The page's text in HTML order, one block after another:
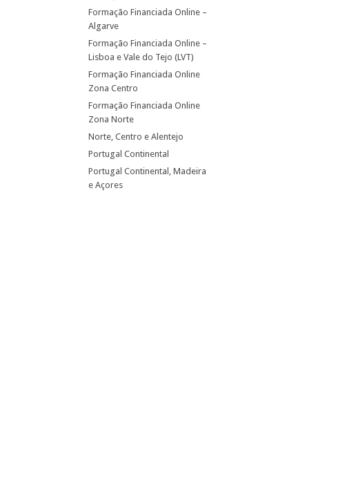
Formação Financiada Online –
Algarve
Formação Financiada Online –
Lisboa e Vale do Tejo (LVT)
Formação Financiada Online
Zona Centro
Formação Financiada Online
Zona Norte
Norte, Centro e Alentejo
Portugal Continental
Portugal Continental, Madeira
e Açores